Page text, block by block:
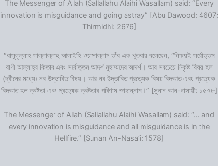
The Messenger of Allah (Sallallahu Alaihi Wasallam) said: “Every
innovation is misguidance and going astray” [Abu Dawood: 4607;
Thirmidhi: 2676]
“রাসূলুল্লাহ সাল্লাল্লাহু আলাইহি ওয়াসাল্লাম তাঁর এক খুতবায় বলেছেন, “নিশ্চয়ই সর্বোত্তম
বাণী আল্লাহ্‌র কিতাব এবং সর্বোত্তম আদর্শ মুহাম্মদের আদর্শ। আর সবচেয়ে নিকৃষ্ট বিষয় হল
(দ্বীনের মধ্যে) নব উদ্ভাবিত বিষয়। আর নব উদ্ভাবিত প্রত্যেক বিষয় বিদআত এবং প্রত্যেক
বিদআত হল ভ্রষ্টতা এবং প্রত্যেক ভ্রষ্টতার পরিণাম জাহান্নাম।” [সুনান আন-নাসায়ী: ১৫৭৮]
The Messenger of Allah (Sallallahu Alaihi Wasallam) said: “… and
every innovation is misguidance and all misguidance is in the
Hellfire.” [Sunan An-Nasa’i: 1578]